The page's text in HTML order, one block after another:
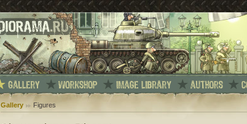
Gallery Figures